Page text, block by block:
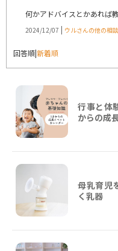
何かアドバイスとかあれば
2024/12/07 | ウルさんの他の相
回答順|新着順
行事と体
からの成
母乳育児
く乳器